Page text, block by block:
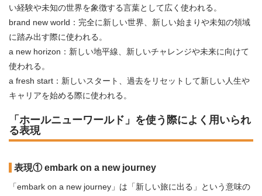
い経験や未知の世界を象徴する言葉として広く使われる。
brand new world：完全に新しい世界、新しい始まりや未知の領域
に踏み出す際に使われる。
a new horizon：新しい地平線、新しいチャレンジや未来に向けて
使われる。
a fresh start：新しいスタート、過去をリセットして新しい人生や
キャリアを始める際に使われる。
「ホールニューワールド」を使う際によく用いられ
る表現
表現① embark on a new journey
「embark on a new journey」は「新しい旅に出る」という意味の